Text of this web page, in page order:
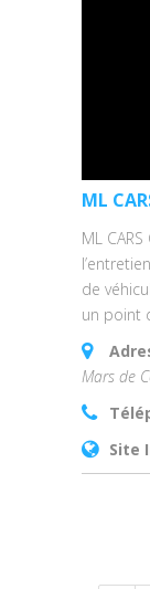
ML
ML
de
un point
Mars de
Site